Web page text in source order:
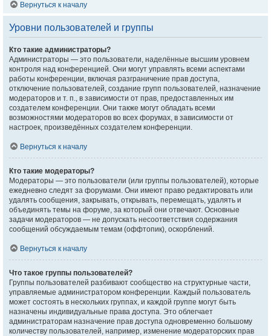
Вернуться к началу
Уровни пользователей и группы
Кто такие администраторы?
Администраторы — это пользователи, наделённые высшим уровнем
контроля над конференцией. Они могут управлять всеми аспектами
работы конференции, включая разграничение прав доступа,
отключение пользователей, создание групп пользователей, назначение
модераторов и т. п., в зависимости от прав, предоставленных им
создателем конференции. Они также могут обладать всеми
возможностями модераторов во всех форумах, в зависимости от
настроек, произведённых создателем конференции.
Вернуться к началу
Кто такие модераторы?
Модераторы — это пользователи (или группы пользователей), которые
ежедневно следят за форумами. Они имеют право редактировать или
удалять сообщения, закрывать, открывать, перемещать, удалять и
объединять темы на форуме, за который они отвечают. Основные
задачи модераторов — не допускать несоответствия содержания
сообщений обсуждаемым темам (оффтопик), оскорблений.
Вернуться к началу
Что такое группы пользователей?
Группы пользователей разбивают сообщество на структурные части,
управляемые администратором конференции. Каждый пользователь
может состоять в нескольких группах, и каждой группе могут быть
назначены индивидуальные права доступа. Это облегчает
администраторам назначение прав доступа одновременно большому
количеству пользователей, например, изменение модераторских прав